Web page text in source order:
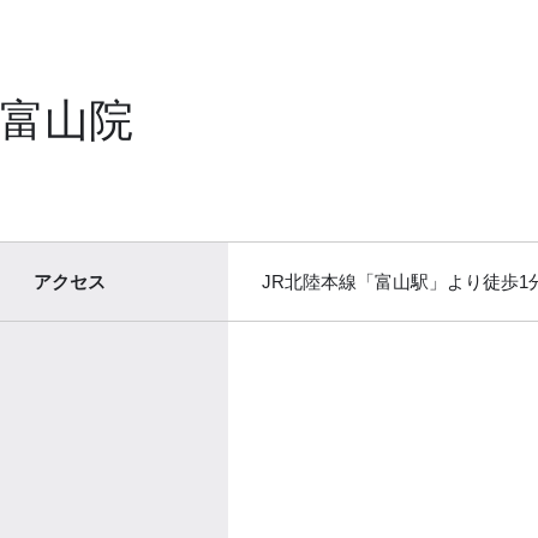
富山院
アクセス JR北陸本線「富山駅」より徒歩1